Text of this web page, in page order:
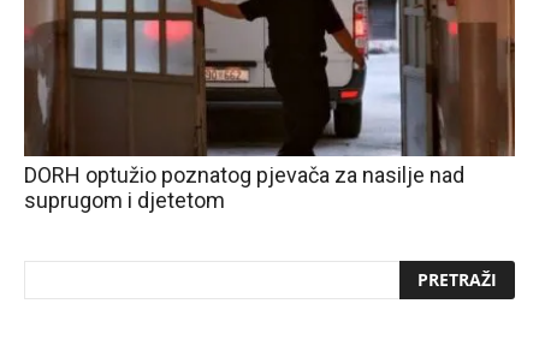
DORH optužio poznatog pjevača za nasilje nad
suprugom i djetetom